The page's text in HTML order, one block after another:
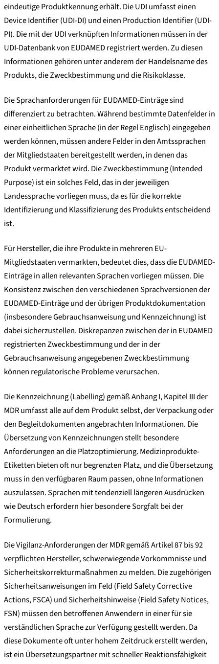
eindeutige Produktkennung erhält. Die UDI umfasst einen
Device Identifier (UDI-DI) und einen Production Identifier (UDI-
PI). Die mit der UDI verknüpften Informationen müssen in der
UDI-Datenbank von EUDAMED registriert werden. Zu diesen
Informationen gehören unter anderem der Handelsname des
Produkts, die Zweckbestimmung und die Risikoklasse.
Die Sprachanforderungen für EUDAMED-Einträge sind
differenziert zu betrachten. Während bestimmte Datenfelder in
einer einheitlichen Sprache (in der Regel Englisch) eingegeben
werden können, müssen andere Felder in den Amtssprachen
der Mitgliedstaaten bereitgestellt werden, in denen das
Produkt vermarktet wird. Die Zweckbestimmung (Intended
Purpose) ist ein solches Feld, das in der jeweiligen
Landessprache vorliegen muss, da es für die korrekte
Identifizierung und Klassifizierung des Produkts entscheidend
ist.
Für Hersteller, die ihre Produkte in mehreren EU-
Mitgliedstaaten vermarkten, bedeutet dies, dass die EUDAMED-
Einträge in allen relevanten Sprachen vorliegen müssen. Die
Konsistenz zwischen den verschiedenen Sprachversionen der
EUDAMED-Einträge und der übrigen Produktdokumentation
(insbesondere Gebrauchsanweisung und Kennzeichnung) ist
dabei sicherzustellen. Diskrepanzen zwischen der in EUDAMED
registrierten Zweckbestimmung und der in der
Gebrauchsanweisung angegebenen Zweckbestimmung
können regulatorische Probleme verursachen.
Die Kennzeichnung (Labelling) gemäß Anhang I, Kapitel III der
MDR umfasst alle auf dem Produkt selbst, der Verpackung oder
den Begleitdokumenten angebrachten Informationen. Die
Übersetzung von Kennzeichnungen stellt besondere
Anforderungen an die Platzoptimierung. Medizinprodukte-
Etiketten bieten oft nur begrenzten Platz, und die Übersetzung
muss in den verfügbaren Raum passen, ohne Informationen
auszulassen. Sprachen mit tendenziell längeren Ausdrücken
wie Deutsch erfordern hier besondere Sorgfalt bei der
Formulierung.
Die Vigilanz-Anforderungen der MDR gemäß Artikel 87 bis 92
verpflichten Hersteller, schwerwiegende Vorkommnisse und
Sicherheitskorrekturmaßnahmen zu melden. Die zugehörigen
Sicherheitsanweisungen im Feld (Field Safety Corrective
Actions, FSCA) und Sicherheitshinweise (Field Safety Notices,
FSN) müssen den betroffenen Anwendern in einer für sie
verständlichen Sprache zur Verfügung gestellt werden. Da
diese Dokumente oft unter hohem Zeitdruck erstellt werden,
ist ein Übersetzungspartner mit schneller Reaktionsfähigkeit